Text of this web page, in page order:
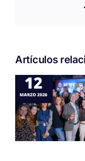
Artículos